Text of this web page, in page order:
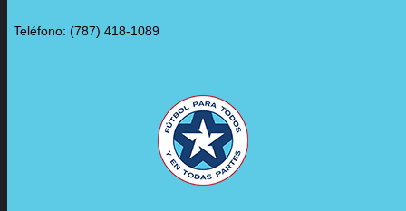
Teléfono: (787) 418-1089